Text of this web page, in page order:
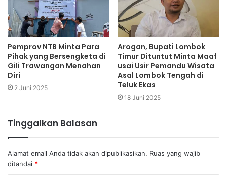
Pemprov NTB Minta Para
Pihak yang Bersengketa di
Gili Trawangan Menahan
Diri
2 Juni 2025
Arogan, Bupati Lombok
Timur Dituntut Minta Maaf
usai Usir Pemandu Wisata
Asal Lombok Tengah di
Teluk Ekas
18 Juni 2025
Tinggalkan Balasan
Alamat email Anda tidak akan dipublikasikan. Ruas yang wajib
ditandai *